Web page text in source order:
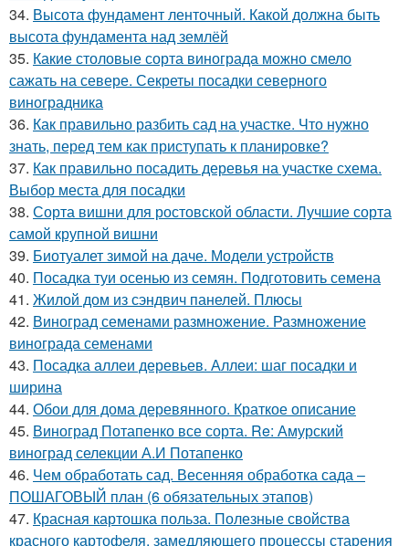
34. Высота фундамент ленточный. Какой должна быть
высота фундамента над землёй
35. Какие столовые сорта винограда можно смело
сажать на севере. Секреты посадки северного
виноградника
36. Как правильно разбить сад на участке. Что нужно
знать, перед тем как приступать к планировке?
37. Как правильно посадить деревья на участке схема.
Выбор места для посадки
38. Сорта вишни для ростовской области. Лучшие сорта
самой крупной вишни
39. Биотуалет зимой на даче. Модели устройств
40. Посадка туи осенью из семян. Подготовить семена
41. Жилой дом из сэндвич панелей. Плюсы
42. Виноград семенами размножение. Размножение
винограда семенами
43. Посадка аллеи деревьев. Аллеи: шаг посадки и
ширина
44. Обои для дома деревянного. Краткое описание
45. Виноград Потапенко все сорта. Re: Амурский
виноград селекции А.И Потапенко
46. Чем обработать сад. Весенняя обработка сада –
ПОШАГОВЫЙ план (6 обязательных этапов)
47. Красная картошка польза. Полезные свойства
красного картофеля, замедляющего процессы старения